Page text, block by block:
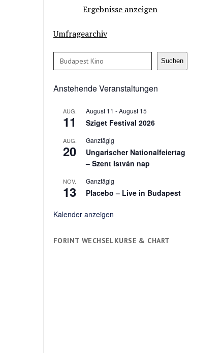
Ergebnisse anzeigen
Umfragearchiv
Suchen Suchen
Anstehende Veranstaltungen
AUG.
11
August 11 -August 15
Sziget Festival 2026
AUG.
20
Ganztägig
Ungarischer Nationalfeiertag
– Szent István nap
NOV.
13
Ganztägig
Placebo – Live in Budapest
Kalender anzeigen
FORINT WECHSELKURSE & CHART